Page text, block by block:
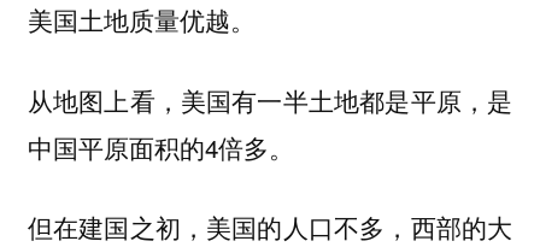
美国土地质量优越。
从地图上看，美国有一半土地都是平原，是
中国平原面积的4倍多。
但在建国之初，美国的人口不多，西部的大